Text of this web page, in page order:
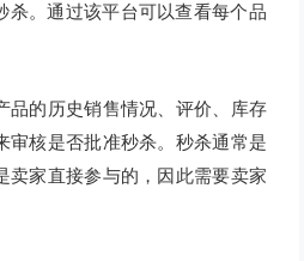
杀。通过该平台可以查看每个品
品的历史销售情况、评价、库存
审核是否批准秒杀。秒杀通常是
卖家直接参与的，因此需要卖家